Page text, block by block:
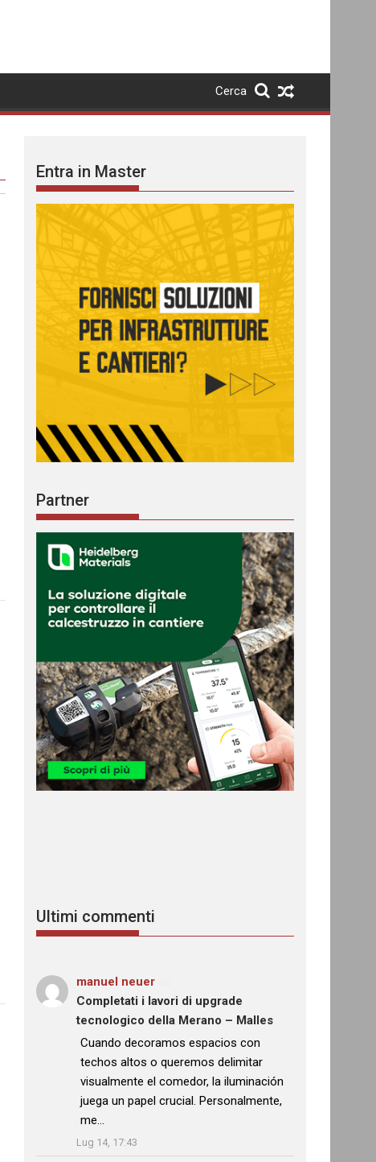
Cerca
Entra in Master
Partner
Ultimi commenti
manuel neuer
Completati i lavori di upgrade
tecnologico della Merano – Malles
: “
Cuando decoramos espacios con
techos altos o queremos delimitar
visualmente el comedor, la iluminación
juega un papel crucial. Personalmente,
me…
Lug 14, 17:43